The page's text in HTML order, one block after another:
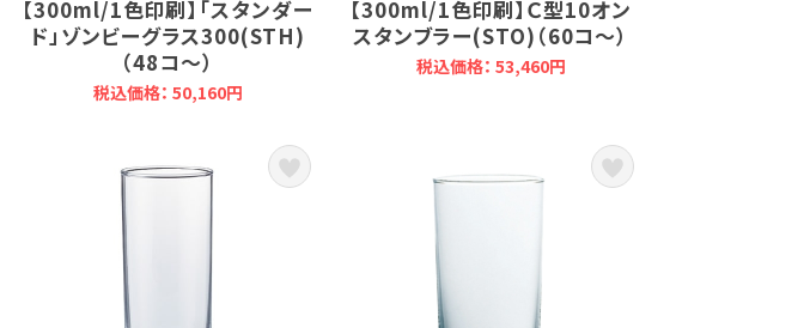
【300ml/1色印刷】「スタンダー
ド」ゾンビーグラス300(STH)
（48コ～）
税込価格： 50,160円
【300ml/1色印刷】Ｃ型10オン
スタンブラー(STO)（60コ～）
税込価格： 53,460円